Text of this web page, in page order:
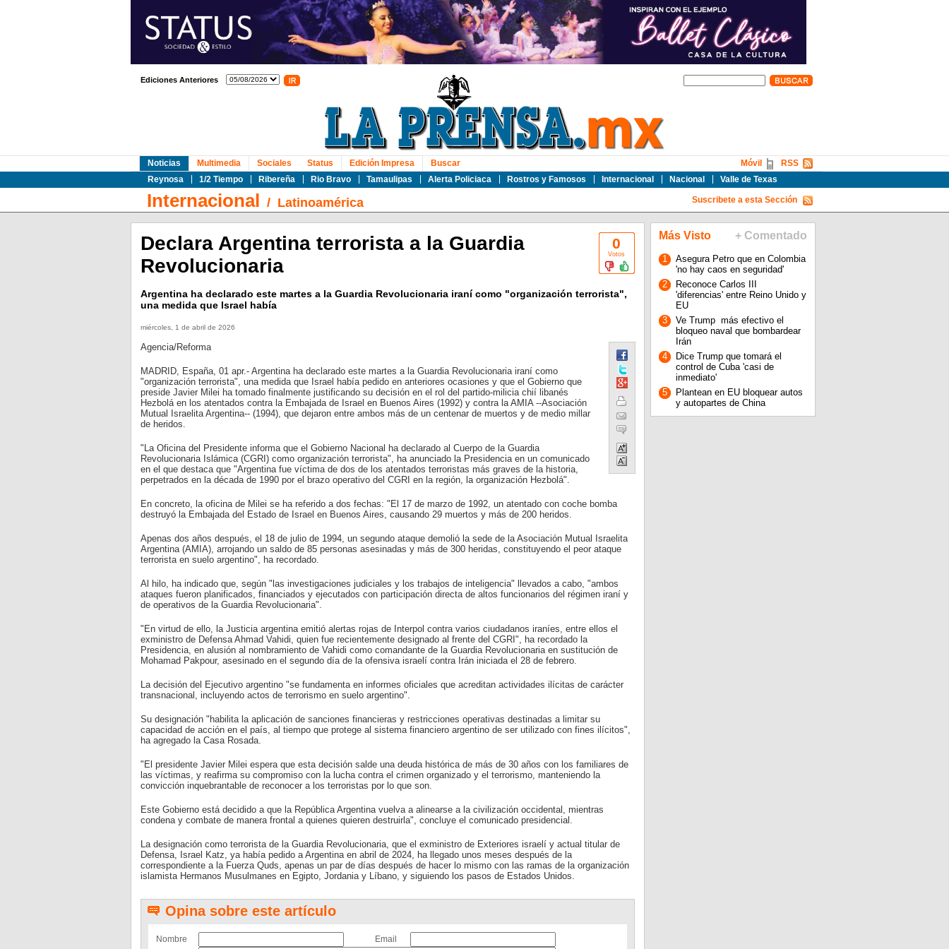
Ediciones Anteriores
Noticias
Reynosa
1/2 Tiempo Ribereña Rio Bravo Tamaulipas Alerta Policiaca Rostros y Famosos Internacional Nacional Valle de Texas
Multimedia Sociales Status Edición Impresa Buscar RSS
Móvil
Internacional / Latinoamérica Suscribete a esta Sección
0
Votos
Declara Argentina terrorista a la Guardia
Revolucionaria
Argentina ha declarado este martes a la Guardia Revolucionaria iraní como "organización terrorista",
una medida que Israel había
miércoles, 1 de abril de 2026
Agencia/Reforma
MADRID, España, 01 apr.- Argentina ha declarado este martes a la Guardia Revolucionaria iraní como
"organización terrorista", una medida que Israel había pedido en anteriores ocasiones y que el Gobierno que
preside Javier Milei ha tomado finalmente justificando su decisión en el rol del partido-milicia chií libanés
Hezbolá en los atentados contra la Embajada de Israel en Buenos Aires (1992) y contra la AMIA --Asociación
Mutual Israelita Argentina-- (1994), que dejaron entre ambos más de un centenar de muertos y de medio millar
de heridos.
"La Oficina del Presidente informa que el Gobierno Nacional ha declarado al Cuerpo de la Guardia
Revolucionaria Islámica (CGRI) como organización terrorista", ha anunciado la Presidencia en un comunicado
en el que destaca que "Argentina fue víctima de dos de los atentados terroristas más graves de la historia,
perpetrados en la década de 1990 por el brazo operativo del CGRI en la región, la organización Hezbolá".
En concreto, la oficina de Milei se ha referido a dos fechas: "El 17 de marzo de 1992, un atentado con coche bomba
destruyó la Embajada del Estado de Israel en Buenos Aires, causando 29 muertos y más de 200 heridos.
Apenas dos años después, el 18 de julio de 1994, un segundo ataque demolió la sede de la Asociación Mutual Israelita
Argentina (AMIA), arrojando un saldo de 85 personas asesinadas y más de 300 heridas, constituyendo el peor ataque
terrorista en suelo argentino", ha recordado.
Al hilo, ha indicado que, según "las investigaciones judiciales y los trabajos de inteligencia" llevados a cabo, "ambos
ataques fueron planificados, financiados y ejecutados con participación directa de altos funcionarios del régimen iraní y
de operativos de la Guardia Revolucionaria".
"En virtud de ello, la Justicia argentina emitió alertas rojas de Interpol contra varios ciudadanos iraníes, entre ellos el
exministro de Defensa Ahmad Vahidi, quien fue recientemente designado al frente del CGRI", ha recordado la
Presidencia, en alusión al nombramiento de Vahidi como comandante de la Guardia Revolucionaria en sustitución de
Mohamad Pakpour, asesinado en el segundo día de la ofensiva israelí contra Irán iniciada el 28 de febrero.
La decisión del Ejecutivo argentino "se fundamenta en informes oficiales que acreditan actividades ilícitas de carácter
transnacional, incluyendo actos de terrorismo en suelo argentino".
Su designación "habilita la aplicación de sanciones financieras y restricciones operativas destinadas a limitar su
capacidad de acción en el país, al tiempo que protege al sistema financiero argentino de ser utilizado con fines ilícitos",
ha agregado la Casa Rosada.
"El presidente Javier Milei espera que esta decisión salde una deuda histórica de más de 30 años con los familiares de
las víctimas, y reafirma su compromiso con la lucha contra el crimen organizado y el terrorismo, manteniendo la
convicción inquebrantable de reconocer a los terroristas por lo que son.
Este Gobierno está decidido a que la República Argentina vuelva a alinearse a la civilización occidental, mientras
condena y combate de manera frontal a quienes quieren destruirla", concluye el comunicado presidencial.
La designación como terrorista de la Guardia Revolucionaria, que el exministro de Exteriores israelí y actual titular de
Defensa, Israel Katz, ya había pedido a Argentina en abril de 2024, ha llegado unos meses después de la
correspondiente a la Fuerza Quds, apenas un par de días después de hacer lo mismo con las ramas de la organización
islamista Hermanos Musulmanes en Egipto, Jordania y Líbano, y siguiendo los pasos de Estados Unidos.
Opina sobre este artículo
Nombre Email
Más Visto + Comentado
1
Asegura Petro que en Colombia
'no hay caos en seguridad'
2
Reconoce Carlos III
'diferencias' entre Reino Unido y
EU
3
Ve Trump más efectivo el
bloqueo naval que bombardear
Irán
4
Dice Trump que tomará el
control de Cuba 'casi de
inmediato'
5
Plantean en EU bloquear autos
y autopartes de China